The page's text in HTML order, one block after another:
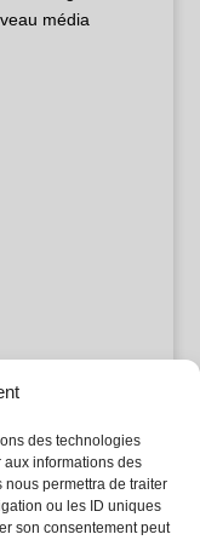
des technologies
informations des
permettra de traiter
ou les ID uniques
son consentement peut
média